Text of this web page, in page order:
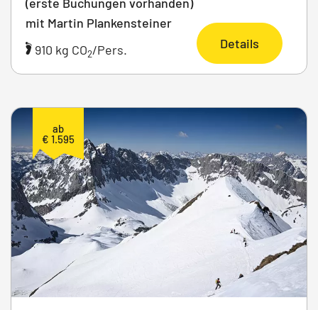
mit Martin Plankensteiner
910 kg CO2/Pers. Details
ab
€ 1.595